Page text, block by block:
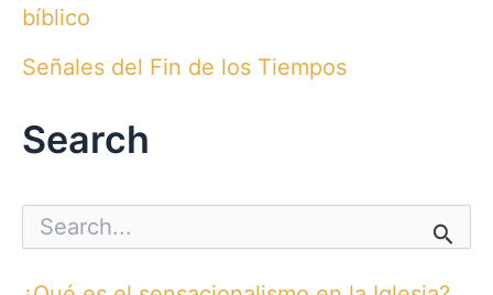
bíblico
Señales del Fin de los Tiempos
Search